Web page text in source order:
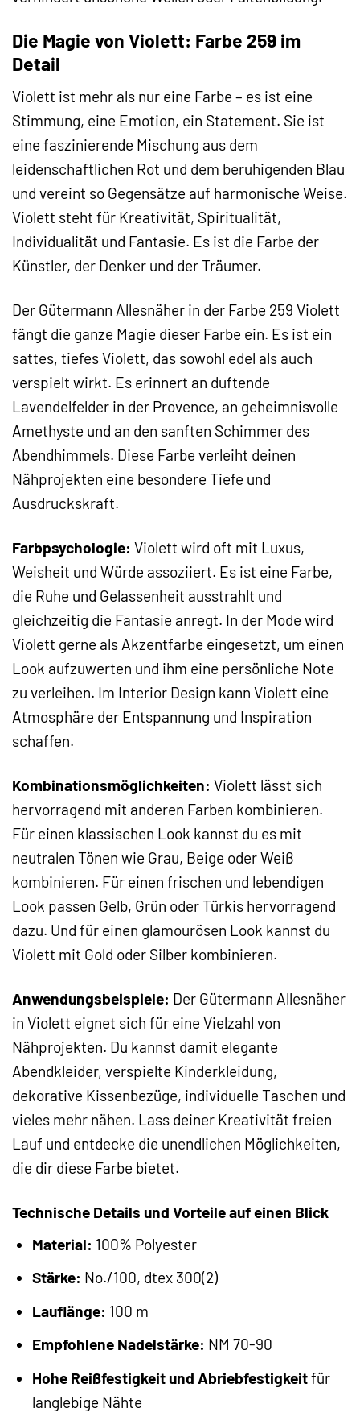
Die Magie von Violett: Farbe 259 im
Detail
Violett ist mehr als nur eine Farbe – es ist eine
Stimmung, eine Emotion, ein Statement. Sie ist
eine faszinierende Mischung aus dem
leidenschaftlichen Rot und dem beruhigenden Blau
und vereint so Gegensätze auf harmonische Weise.
Violett steht für Kreativität, Spiritualität,
Individualität und Fantasie. Es ist die Farbe der
Künstler, der Denker und der Träumer.
Der Gütermann Allesnäher in der Farbe 259 Violett
fängt die ganze Magie dieser Farbe ein. Es ist ein
sattes, tiefes Violett, das sowohl edel als auch
verspielt wirkt. Es erinnert an duftende
Lavendelfelder in der Provence, an geheimnisvolle
Amethyste und an den sanften Schimmer des
Abendhimmels. Diese Farbe verleiht deinen
Nähprojekten eine besondere Tiefe und
Ausdruckskraft.
Farbpsychologie: Violett wird oft mit Luxus,
Weisheit und Würde assoziiert. Es ist eine Farbe,
die Ruhe und Gelassenheit ausstrahlt und
gleichzeitig die Fantasie anregt. In der Mode wird
Violett gerne als Akzentfarbe eingesetzt, um einen
Look aufzuwerten und ihm eine persönliche Note
zu verleihen. Im Interior Design kann Violett eine
Atmosphäre der Entspannung und Inspiration
schaffen.
Kombinationsmöglichkeiten: Violett lässt sich
hervorragend mit anderen Farben kombinieren.
Für einen klassischen Look kannst du es mit
neutralen Tönen wie Grau, Beige oder Weiß
kombinieren. Für einen frischen und lebendigen
Look passen Gelb, Grün oder Türkis hervorragend
dazu. Und für einen glamourösen Look kannst du
Violett mit Gold oder Silber kombinieren.
Anwendungsbeispiele: Der Gütermann Allesnäher
in Violett eignet sich für eine Vielzahl von
Nähprojekten. Du kannst damit elegante
Abendkleider, verspielte Kinderkleidung,
dekorative Kissenbezüge, individuelle Taschen und
vieles mehr nähen. Lass deiner Kreativität freien
Lauf und entdecke die unendlichen Möglichkeiten,
die dir diese Farbe bietet.
Technische Details und Vorteile auf einen Blick
Material: 100% Polyester
Stärke: No./100, dtex 300(2)
Lauflänge: 100 m
Empfohlene Nadelstärke: NM 70-90
Hohe Reißfestigkeit und Abriebfestigkeitfür
langlebige Nähte